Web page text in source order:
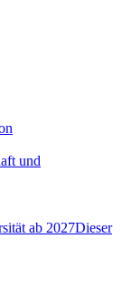
und
ab 2027Dieser